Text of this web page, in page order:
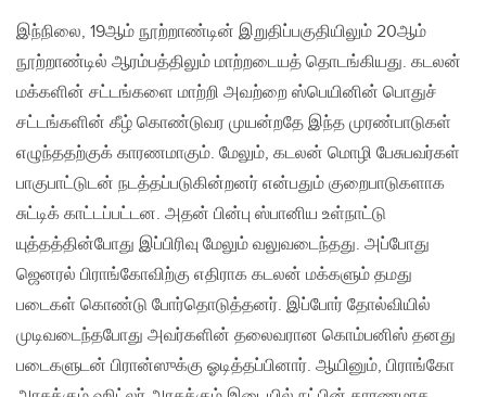
இந்நிலை, 19ஆம் நூற்றாண்டின் இறுதிப்பகுதியிலும் 20ஆம்
நூற்றாண்டில் ஆரம்பத்திலும் மாற்றடையத் தொடங்கியது. கடலன்
மக்களின் சட்டங்களை மாற்றி அவற்றை ஸ்பெயினின் பொதுச்
சட்டங்களின் கீழ் கொண்டுவர முயன்றதே இந்த முரண்பாடுகள்
எழுந்ததற்குக் காரணமாகும். மேலும், கடலன் மொழி பேசுபவர்கள்
பாகுபாட்டுடன் நடத்தப்படுகின்றனர் என்பதும் குறைபாடுகளாக
சுட்டிக் காட்டப்பட்டன. அதன் பின்பு ஸ்பானிய உள்நாட்டு
யுத்தத்தின்போது இப்பிரிவு மேலும் வலுவடைந்தது. அப்போது
ஜெனரல் பிராங்கோவிற்கு எதிராக கடலன் மக்களும் தமது
படைகள் கொண்டு போர்தொடுத்தனர். இப்போர் தோல்வியில்
முடிவடைந்தபோது அவர்களின் தலைவரான கொம்பனிஸ் தனது
படைகளுடன் பிரான்ஸுக்கு ஓடித்தப்பினார். ஆயினும், பிராங்கோ